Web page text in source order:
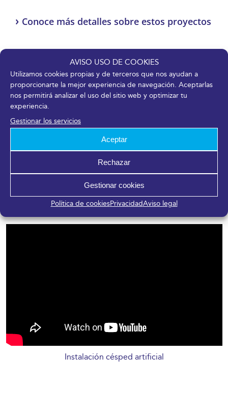
AVISO USO DE COOKIES
Utilizamos cookies propias y de terceros que nos ayudan a
proporcionarte la mejor experiencia de navegación. Aceptarlas
nos permitirá analizar el uso del sitio web y optimizar tu
experiencia.
Gestionar los servicios
Aceptar
Rechazar
Gestionar cookies
Política de cookiesPrivacidadAviso legal
› Conoce más detalles sobre estos proyectos
Instalación césped artificial